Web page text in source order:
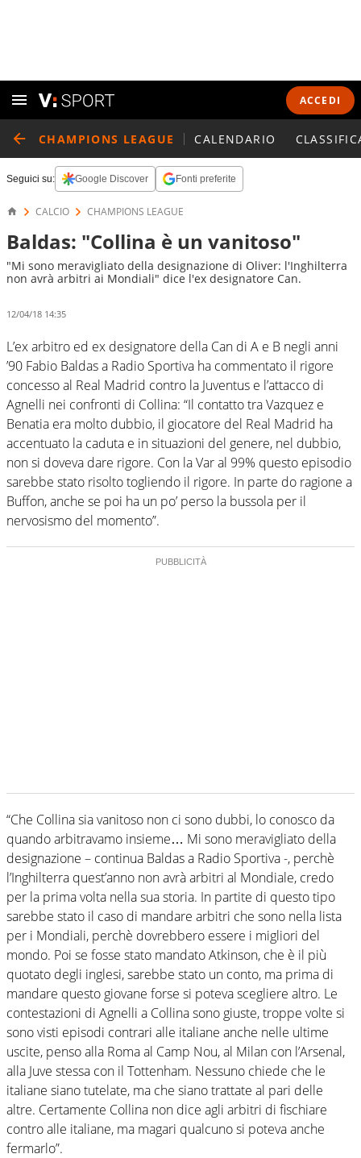
ACCEDI
CHAMPIONS LEAGUE CALENDARIO
Seguici su: Google Discover Fonti preferite
CALCIO CHAMPIONS LEAGUE
Baldas: "Collina è un vanitoso"
"Mi sono meravigliato della designazione di Oliver: l'Inghilterra
non avrà arbitri ai Mondiali" dice l'ex designatore Can.
12/04/18 14:35
L’ex arbitro ed ex designatore della Can di A e B negli anni
’90 Fabio Baldas a Radio Sportiva ha commentato il rigore
concesso al Real Madrid contro la Juventus e l’attacco di
Agnelli nei confronti di Collina: “Il contatto tra Vazquez e
Benatia era molto dubbio, il giocatore del Real Madrid ha
accentuato la caduta e in situazioni del genere, nel dubbio,
non si doveva dare rigore. Con la Var al 99% questo episodio
sarebbe stato risolto togliendo il rigore. In parte do ragione a
Buffon, anche se poi ha un po’ perso la bussola per il
nervosismo del momento”.
“Che Collina sia vanitoso non ci sono dubbi, lo conosco da
quando arbitravamo insieme… Mi sono meravigliato della
designazione – continua Baldas a Radio Sportiva -, perchè
l’Inghilterra quest’anno non avrà arbitri al Mondiale, credo
per la prima volta nella sua storia. In partite di questo tipo
sarebbe stato il caso di mandare arbitri che sono nella lista
per i Mondiali, perchè dovrebbero essere i migliori del
mondo. Poi se fosse stato mandato Atkinson, che è il più
quotato degli inglesi, sarebbe stato un conto, ma prima di
mandare questo giovane forse si poteva scegliere altro. Le
contestazioni di Agnelli a Collina sono giuste, troppe volte si
sono visti episodi contrari alle italiane anche nelle ultime
uscite, penso alla Roma al Camp Nou, al Milan con l’Arsenal,
alla Juve stessa con il Tottenham. Nessuno chiede che le
italiane siano tutelate, ma che siano trattate al pari delle
altre. Certamente Collina non dice agli arbitri di fischiare
contro alle italiane, ma magari qualcuno si poteva anche
fermarlo”.